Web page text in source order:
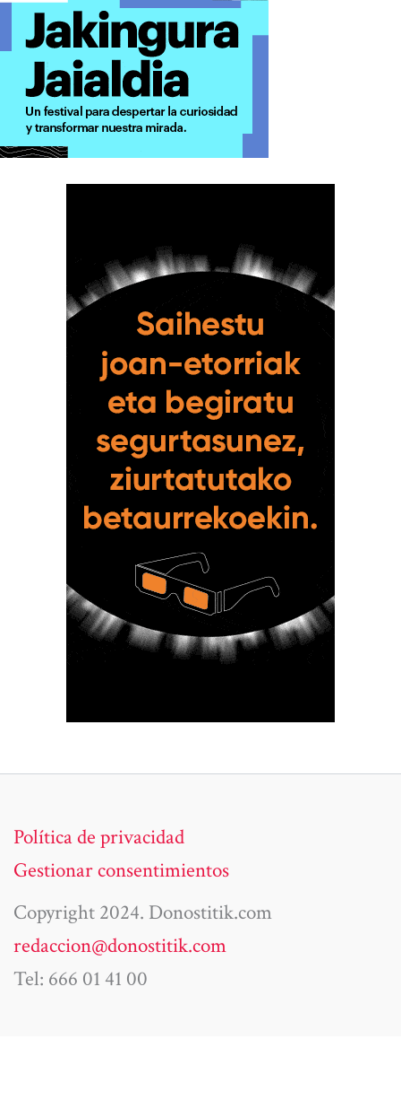
Política de privacidad
Gestionar consentimientos
Copyright 2024. Donostitik.com
redaccion@donostitik.com
Tel: 666 01 41 00